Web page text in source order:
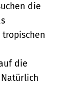
die
die